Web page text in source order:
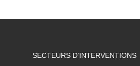
SECTEURS D’INTERVENTIONS